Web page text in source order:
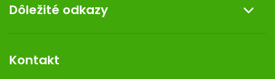
Darček k nákupu
Kontakt
Dermocentrum
Dôležité odkazy
Rozhodnutie na prevádzku
Kontakt